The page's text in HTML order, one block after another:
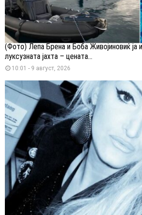
(Фото) Лепа Брена и Боба Живојиновиќ ја
луксузната јахта – цената...
10:01 - 9 август, 2026